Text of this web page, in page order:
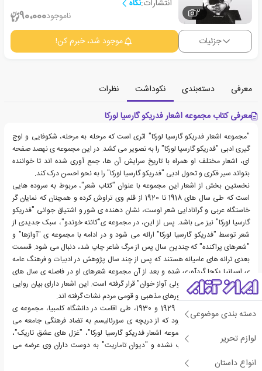
دسته بندی موضوعی
لوازم تحریر
انواع داستان
2
انتشارات:نگاه
ناموجود90،000
جزئیات موجود شد، خبرم کن!
معرفی دسته‌بندی نکوداشت
نظرات
معرفی کتاب مجموعه اشعار فدریکو گارسیا لورکا
"مجموعه اشعار فدریکو گارسیا لورکا" اثری است که مرحله به مرحله، شکوفایی و اوج
گیری ادبی "فدریکو گارسیا لورکا" را به تصویر می کشد. در این مجموعه ی نهصد صفحه
ای، اشعار مختلف او همراه با تاریخ سرایش آن ها، جمع آوری شده اند تا خواننده
بتواند سیر فکری و تحول ادبی "فدریکو گارسیا لورکا" را به نحو احسن درک کند.
نخستین بخش از اشعار این مجموعه با عنوان "کتاب شعر"، مربوط به سروده هایی
است که طی سال های 1918 تا 1920 از قلم وی تراوش کرده و همچنان که نمایان گر
خاستگاه عربی و گرانادایی شعر اوست، نشان دهنده ی شور و اشتیاق جوانی "فدریکو
گارسیا لورکا" نیز می باشد. پس از این، در مجموعه ی"کانته خوندو"، سبک جدیدی از
شعر توسط "فدریکو گارسیا لورکا" ارائه می شود و در ادامه با مجموعه ی "آوازها" و
"شعرهای پراکنده" که چندین سال پس از مرگ شاعر چاپ شد، دنبال می شود. قسمت
بعدی ترانه های عامیانه هستند که پس از چند سال پژوهش در ادبیات و فرهنگ عامه
ی اسپانیا یکجا گردآوری شده و بعد از آن مجموعه شعرهای او در فاصله ی سال های
1924 تا 1927 با عنوان "کولی آواز خوان" قرار گرفته است. این اشعار دارای بیان روایی
بوده و از فرهنگ عامه و باورهای مذهبی و قومی مردم نشات گرفته اند.
"لورکا" در طول سال های 1929 و 1930، طی اقامت در دانشگاه کلمبیا، مجموعه ی
"شاعر در نیویورک" را سرود که از دریچه ی سورئالیسم به تضاد فرهنگی جامعه می
پردازد و در ادامه در "مجموعه اشعار فدریکو گارسیا لورکا"، "غزل های عشق تاریک"،
اشعار عاشقانه، اشعار چاپ نشده و "دیوان تاماریت" به دوست داران وی عرضه می
شود.